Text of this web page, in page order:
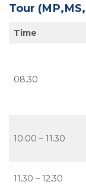
Tour
Time
08.30
10.00 – 11.30
11.30 – 12.30